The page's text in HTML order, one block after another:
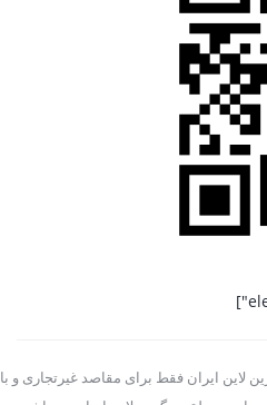
لاین ایران فقط برای مقاصد غیرتجاری و با